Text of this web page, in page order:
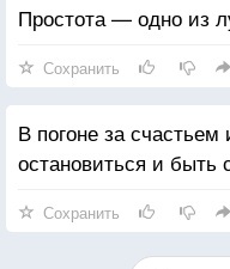
Простота — одно из
Сохранить
В погоне за счастьем
остановиться и быть
Сохранить